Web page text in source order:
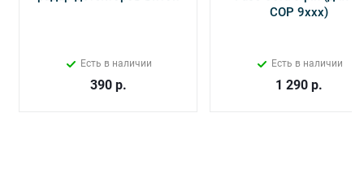
Есть в наличии
390р.
СОР 9ххх)
Есть в наличии
1 290 р.